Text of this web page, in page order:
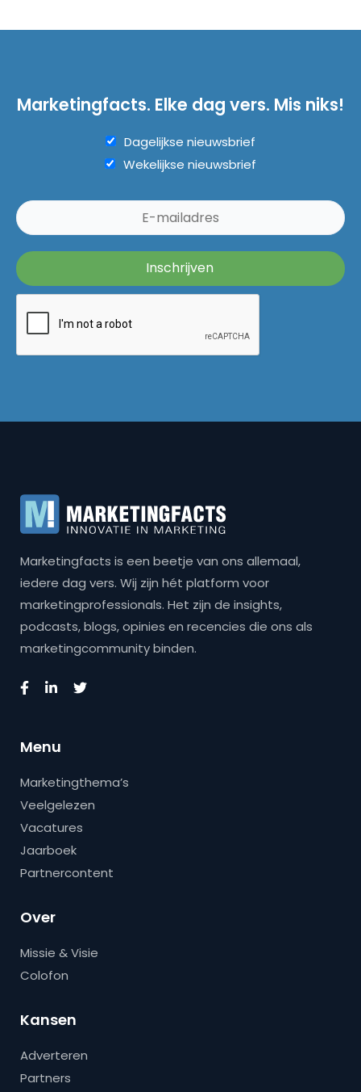
Marketingfacts. Elke dag vers. Mis niks!
Dagelijkse nieuwsbrief
Wekelijkse nieuwsbrief
Marketingfacts is een beetje van ons allemaal,
iedere dag vers. Wij zijn hét platform voor
marketingprofessionals. Het zijn de insights,
podcasts, blogs, opinies en recencies die ons als
marketingcommunity binden.
Menu
Marketingthema’s
Veelgelezen
Vacatures
Jaarboek
Partnercontent
Over
Missie & Visie
Colofon
Kansen
Adverteren
Partners